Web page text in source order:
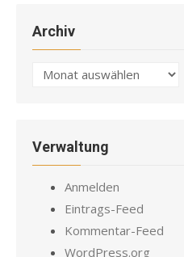
Archiv
Archiv
Verwaltung
Anmelden
Eintrags-Feed
Kommentar-Feed
WordPress.org